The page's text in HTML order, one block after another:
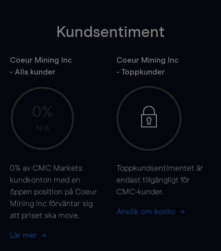
Kundsentiment
Coeur Mining Inc
- Alla kunder
0%
N/A
0% av CMC Markets
kundkonton med en
öppen position på Coeur
Mining Inc förväntar sig
att priset ska move.
Lär mer
Coeur Mining Inc
- Toppkunder
Toppkundsentimentet är
endast tillgängligt för
CMC-kunder.
Ansök om konto